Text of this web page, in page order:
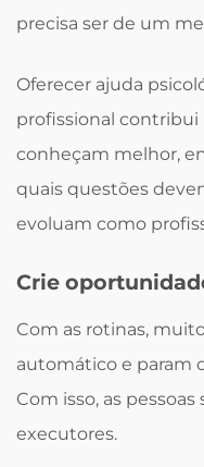
precisa ser de um
Oferecer ajuda
profissional contribui
conheçam melhor,
quais questões
evoluam como
Crie
Com as rotinas,
automático e param
Com isso, as
executores.